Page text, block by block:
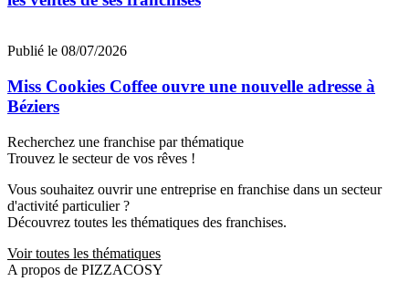
Publié le 08/07/2026
Miss Cookies Coffee ouvre une nouvelle adresse à
Béziers
Recherchez une franchise par thématique
Trouvez le secteur de vos rêves !
Vous souhaitez ouvrir une entreprise en franchise dans un secteur
d'activité particulier ?
Découvrez toutes les thématiques des franchises.
Voir toutes les thématiques
A propos de PIZZACOSY